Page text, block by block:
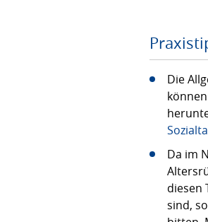
Die
Da im
diesen
sind,